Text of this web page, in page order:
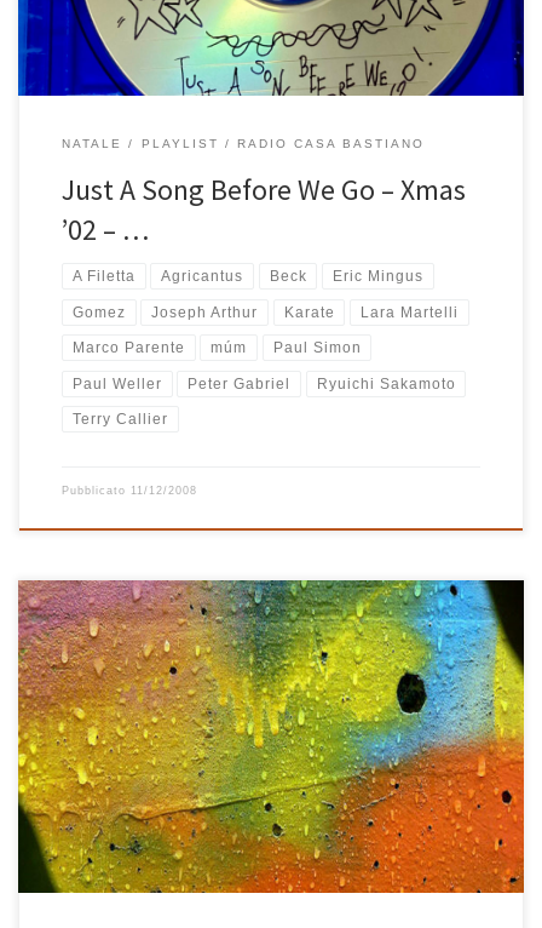
NATALE PLAYLIST RADIO CASA BASTIANO
Just A Song Before We Go – Xmas
’02 – …
A Filetta Agricantus Beck Eric Mingus
Gomez Joseph Arthur Karate Lara Martelli
Marco Parente múm Paul Simon
Paul Weller Peter Gabriel Ryuichi Sakamoto
Terry Callier
Pubblicato 11/12/2008
Una nuova playlist, più rock del solito. Parte piano, con la
delicatezza di Peter Gabriel e sale lentamente tra l’ultimo Joe
Henry, l’intenso Johnny Cash e il graffiante Neil Young. Poi una
pausa, un brano sussurrato dal bravo Josh Rouse e la magica
atmosfera di Robert Wyatt prima di lasciare […]